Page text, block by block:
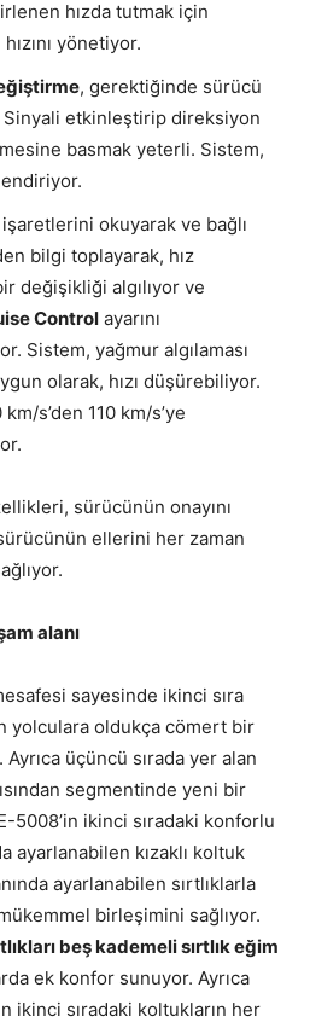
hızda tutmak için
yönetiyor.
, gerektiğinde sürücü
etkinleştirip direksiyon
basmak yeterli. Sistem,
okuyarak ve bağlı
bilgi toplayarak, hız
değişikliği algılıyor ve
Control ayarını
Sistem, yağmur algılaması
olarak, hızı düşürebiliyor.
s’den 110 km/s’ye
sürücünün onayını
ellerini her zaman
alanı
sayesinde ikinci sıra
yolculara oldukça cömert bir
üçüncü sırada yer alan
segmentinde yeni bir
5008’in ikinci sıradaki konforlu
ayarlanabilen kızaklı koltuk
ayarlanabilen sırtlıklarla
birleşimini sağlıyor.
beş kademeli sırtlık eğim
ek konfor sunuyor. Ayrıca
ikinci sıradaki koltukların her